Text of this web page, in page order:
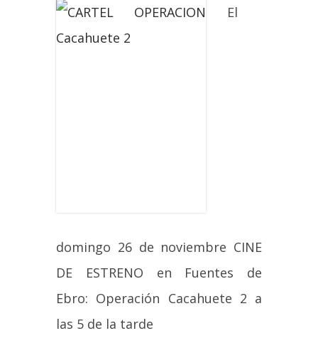
El
domingo 26 de noviembre CINE
DE ESTRENO en Fuentes de
Ebro: Operación Cacahuete 2 a
las 5 de la tarde